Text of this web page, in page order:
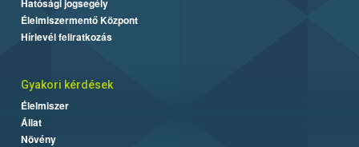
Hatósági jogsegély
Élelmiszermentő Központ
Hírlevél feliratkozás
Gyakori kérdések
Élelmiszer
Állat
Növény